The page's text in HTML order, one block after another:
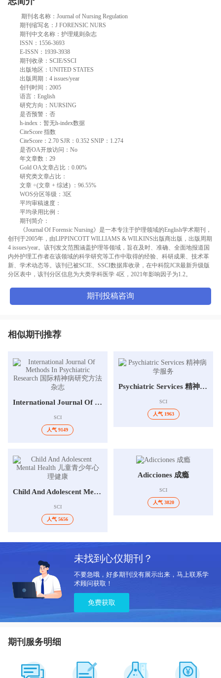
期刊名名称：Journal of Nursing Regulation
期刊缩写名：J FORENSIC NURS
期刊中文名称：护理规则杂志
ISSN：1556-3693
E-ISSN：1939-3938
期刊收录：SCIE/SSCI
出版地区：UNITED STATES
出版周期：4 issues/year
创刊时间：2005
语言：English
研究方向：NURSING
是否预警：否
h-index：暂无h-index数据
CiteScore 指数
CiteScore：2.70 SJR：0.352 SNIP：1.274
是否OA开放访问：No
年文章数：29
Gold OA文章占比：0.00%
研究类文章占比：
文章 ÷(文章 + 综述) ：96.55%
WOS分区等级：3区
平均审稿速度：
平均录用比例：
期刊简介：
《Journal Of Forensic Nursing》是一本专注于护理领域的English学术期刊，
创刊于2005年，由LIPPINCOTT WILLIAMS & WILKINS出版商出版，出版周期
4 issues/year。该刊发文范围涵盖护理等领域，旨在及时、准确、全面地报道国
内外护理工作者在该领域的科学研究等工作中取得的经验、科研成果、技术革
新、学术动态等。该刊已被SCIE、SSCI数据库收录，在中科院JCR最新升级版
分区表中，该刊分区信息为大类学科医学 4区，2021年影响因子为1.2。
期刊投稿咨询
相似期刊推荐
International Journal Of Methods In Psychiatric Research 国际精神病研究方法杂志
SCI
人气 9149
Psychiatric Services 精神病学服务
SCI
人气 1963
Child And Adolescent Mental Health 儿童青少年心理健康
SCI
人气 5656
Adicciones 成瘾
SCI
人气 3820
未找到心仪期刊？
不要急哦，好多期刊没有展示出来，马上联系学
术顾问获取！
免费获取
期刊服务明细